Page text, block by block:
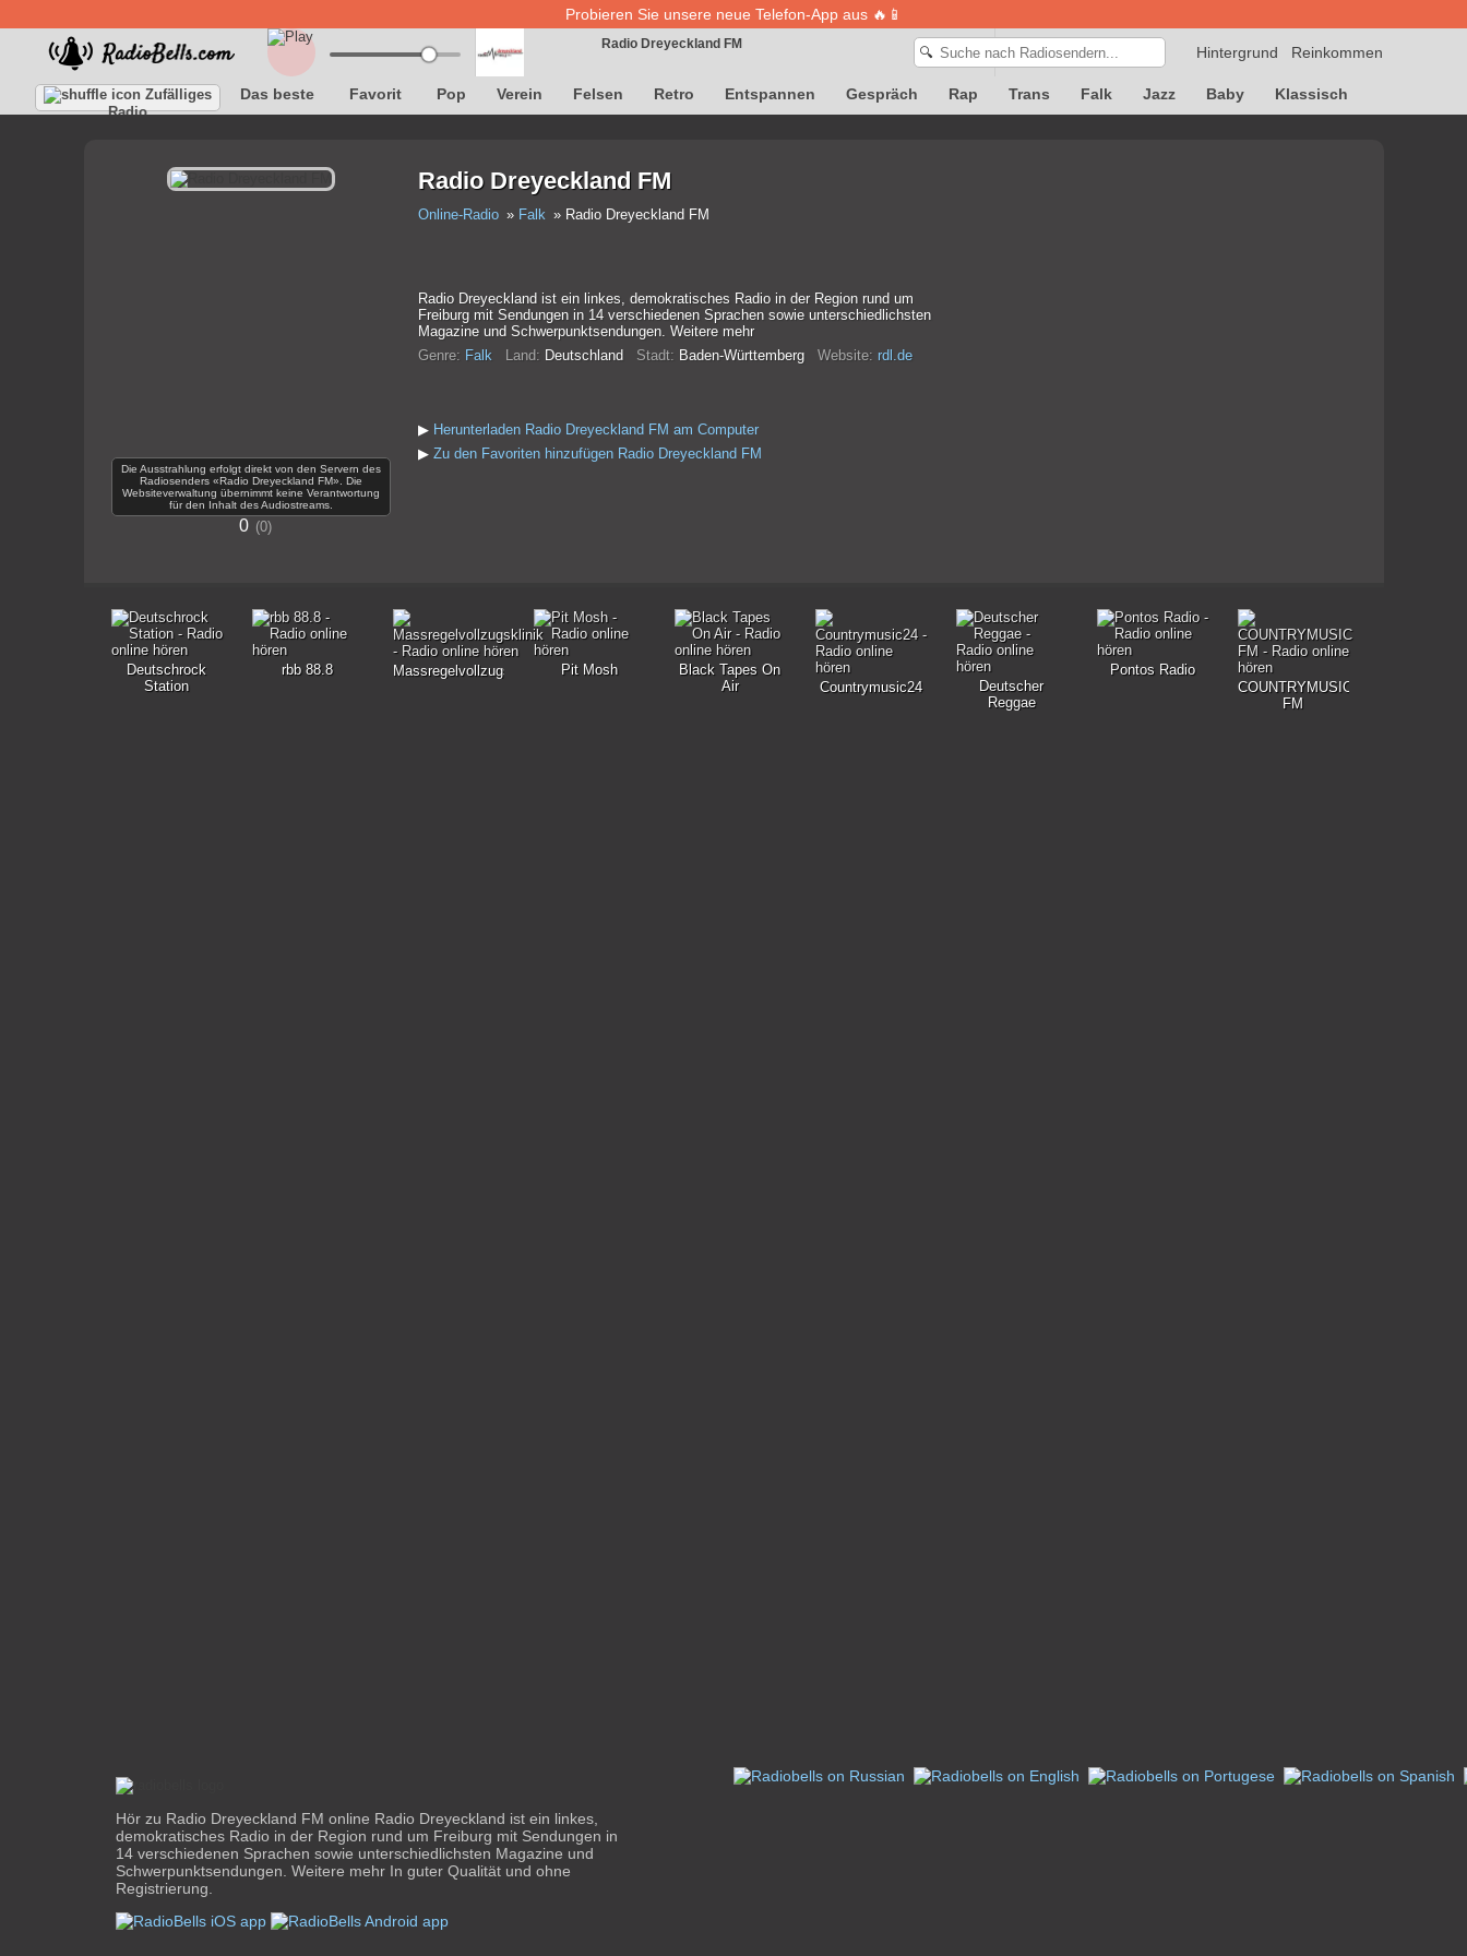
Probieren Sie unsere neue Telefon-App aus 🔥📱
Reinkommen
Hintergrund
🔍
Radio Dreyeckland FM
Zufälliges
Radio
Das beste Favorit Pop Verein Felsen Retro Entspannen Gespräch Rap Trans Falk Jazz Baby Klassisch
Die Ausstrahlung erfolgt direkt von den Servern des
Radiosenders «Radio Dreyeckland FM». Die
Websiteverwaltung übernimmt keine Verantwortung
für den Inhalt des Audiostreams.
0 0
Radio Dreyeckland FM
Online-Radio Falk Radio Dreyeckland FM
Radio Dreyeckland ist ein linkes, demokratisches Radio in der Region rund um
Freiburg mit Sendungen in 14 verschiedenen Sprachen sowie unterschiedlichsten
Magazine und Schwerpunktsendungen. Weitere mehr
Genre: Falk Land: Deutschland Stadt: Baden-Württemberg Website: rdl.de
▶ Herunterladen Radio Dreyeckland FM am Computer
▶ Zu den Favoriten hinzufügen Radio Dreyeckland FM
Deutschrock
Station
rbb 88.8 Massregelvollzugsklinik Pit Mosh
Black Tapes On
Air
Countrymusic24
Deutscher
Reggae
Pontos Radio
COUNTRYMUSIC
FM
Hör zu Radio Dreyeckland FM online Radio Dreyeckland ist ein linkes,
demokratisches Radio in der Region rund um Freiburg mit Sendungen in
14 verschiedenen Sprachen sowie unterschiedlichsten Magazine und
Schwerpunktsendungen. Weitere mehr In guter Qualität und ohne
Registrierung.